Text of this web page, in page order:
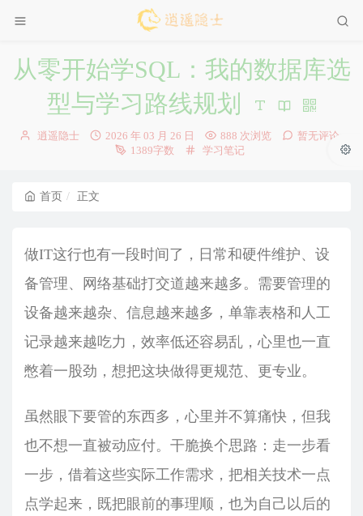
从零开始学SQL：我的数据库选
型与学习路线规划
博
逍遥隐士
发
2026 年 03 月 26 日 888 次浏览
暂无评论
1389字数
分
学习笔记
首页 正文
做IT这行也有一段时间了，日常和硬件维护、设
备管理、网络基础打交道越来越多。需要管理的
设备越来越杂、信息越来越多，单靠表格和人工
记录越来越吃力，效率低还容易乱，心里也一直
憋着一股劲，想把这块做得更规范、更专业。
虽然眼下要管的东西多，心里并不算痛快，但我
也不想一直被动应付。干脆换个思路：走一步看
一步，借着这些实际工作需求，把相关技术一点
点学起来，既把眼前的事理顺，也为自己以后的